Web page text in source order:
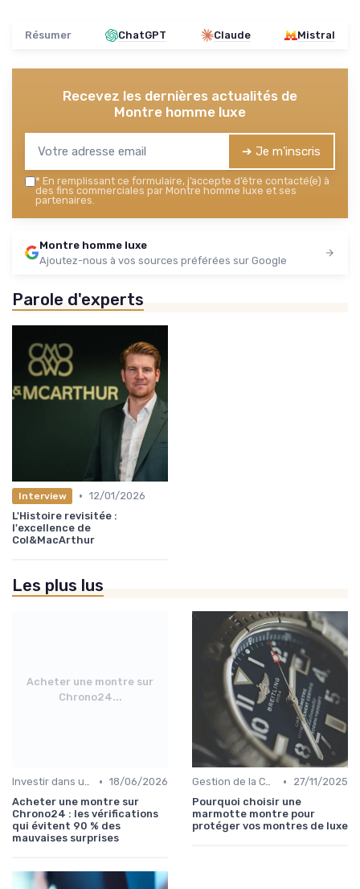
Résumer ChatGPT Claude Mistral
Recevez les dernières actualités de
Montre homme luxe
➔ Je m'inscris
* En remplissant ce formulaire, j’accepte d’être contacté(e) à
des fins commerciales par Montre homme luxe et ses
partenaires.
Montre homme luxe
Ajoutez-nous à vos sources préférées sur Google
Parole d'experts
Interview • 12/01/2026
L'Histoire revisitée :
l'excellence de
Col&MacArthur
Les plus lus
Acheter une montre sur
Chrono24...
Investir dans une Montre de Luxe • 18/06/2026
Acheter une montre sur
Chrono24 : les vérifications
qui évitent 90 % des
mauvaises surprises
Gestion de la Collection de Montres •
27/11/2025
Pourquoi choisir une
marmotte montre pour
protéger vos montres de luxe